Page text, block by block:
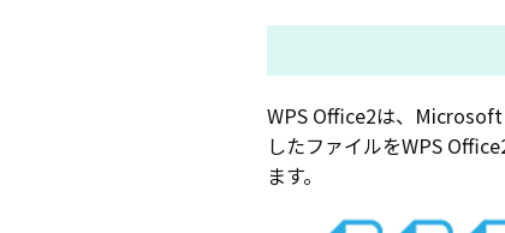
WPS Office2は、
したファイルをWPS
ます。